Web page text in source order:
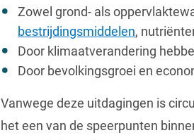
Zowel grond- als
bestrijdingsmiddelen,
Door klimaatverandering
Door bevolkingsgroei en
Vanwege deze uitdagingen is
het een van de speerpunten